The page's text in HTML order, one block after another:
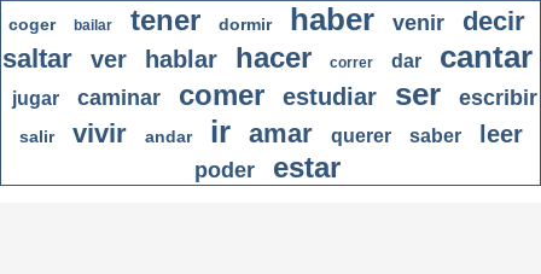
coger bailar tener dormir haber venir
decir
saltar
ver hablar hacer correr dar cantar
jugar caminar comer estudiar ser escribir
salir vivir andar ir amar querer saber leer
poder estar